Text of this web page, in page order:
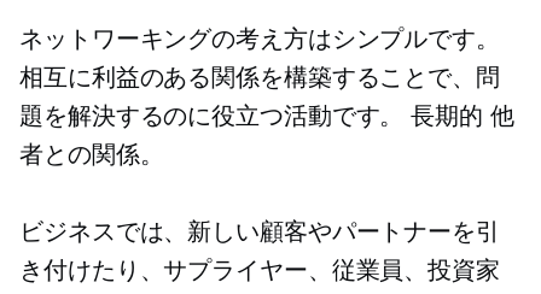
ネットワーキングの考え方はシンプルです。
相互に利益のある関係を構築することで、問
題を解決するのに役立つ活動です。長期的 他
者との関係。
ビジネスでは、新しい顧客やパートナーを引
き付けたり、サプライヤー、従業員、投資家